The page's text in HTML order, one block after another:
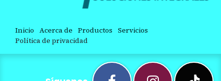
Inicio Acerca de Productos Servicios
Política de privacidad